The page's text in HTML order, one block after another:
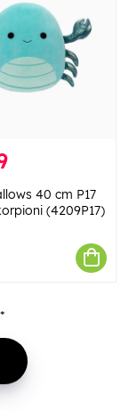
40 cm P17
(4209P17)